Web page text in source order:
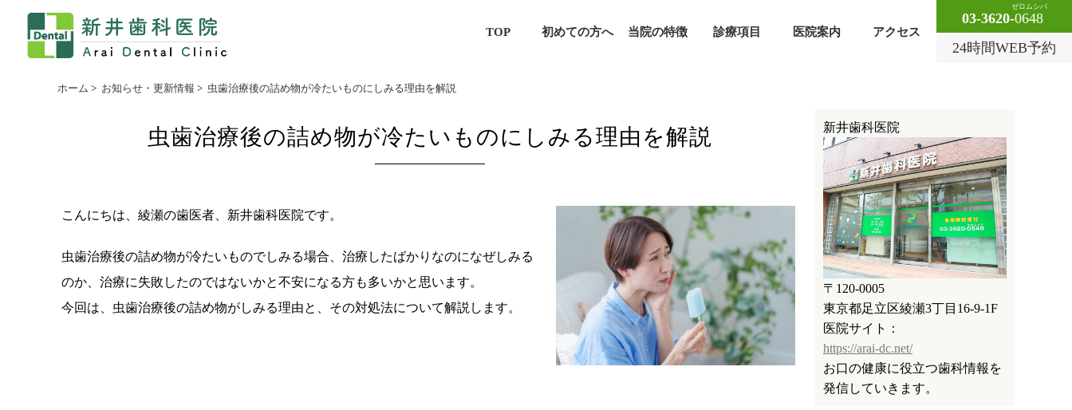
TOP 初めての方へ 当院の特徴 診療項目 医院案内 アクセス
03-3620-0648
ゼロムシバ
24時間WEB予約
ホーム > お知らせ・更新情報 > 虫歯治療後の詰め物が冷たいものにしみる理由を解説
虫歯治療後の詰め物が冷たいものにしみる理由を解説
こんにちは、綾瀬の歯医者、新井歯科医院です。
虫歯治療後の詰め物が冷たいものでしみる場合、治療したばかりなのになぜしみる
のか、治療に失敗したのではないかと不安になる方も多いかと思います。
今回は、虫歯治療後の詰め物がしみる理由と、その対処法について解説します。
新井歯科医院
〒120-0005
東京都足立区綾瀬3丁目16-9-1F
医院サイト：
https://arai-dc.net/
お口の健康に役立つ歯科情報を
発信していきます。